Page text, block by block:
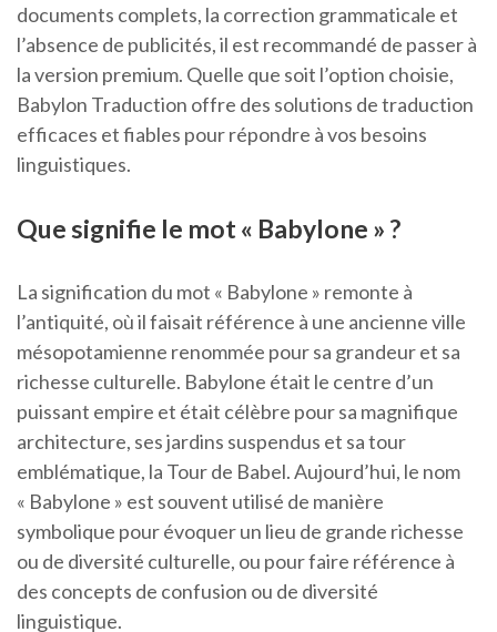
documents complets, la correction grammaticale et
l’absence de publicités, il est recommandé de passer à
la version premium. Quelle que soit l’option choisie,
Babylon Traduction offre des solutions de traduction
efficaces et fiables pour répondre à vos besoins
linguistiques.
Que signifie le mot « Babylone » ?
La signification du mot « Babylone » remonte à
l’antiquité, où il faisait référence à une ancienne ville
mésopotamienne renommée pour sa grandeur et sa
richesse culturelle. Babylone était le centre d’un
puissant empire et était célèbre pour sa magnifique
architecture, ses jardins suspendus et sa tour
emblématique, la Tour de Babel. Aujourd’hui, le nom
« Babylone » est souvent utilisé de manière
symbolique pour évoquer un lieu de grande richesse
ou de diversité culturelle, ou pour faire référence à
des concepts de confusion ou de diversité
linguistique.